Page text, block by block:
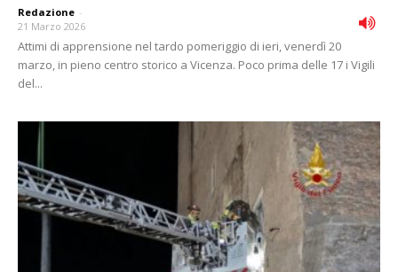
Redazione -
21 Marzo 2026
Attimi di apprensione nel tardo pomeriggio di ieri, venerdì 20
marzo, in pieno centro storico a Vicenza. Poco prima delle 17 i Vigili
del...